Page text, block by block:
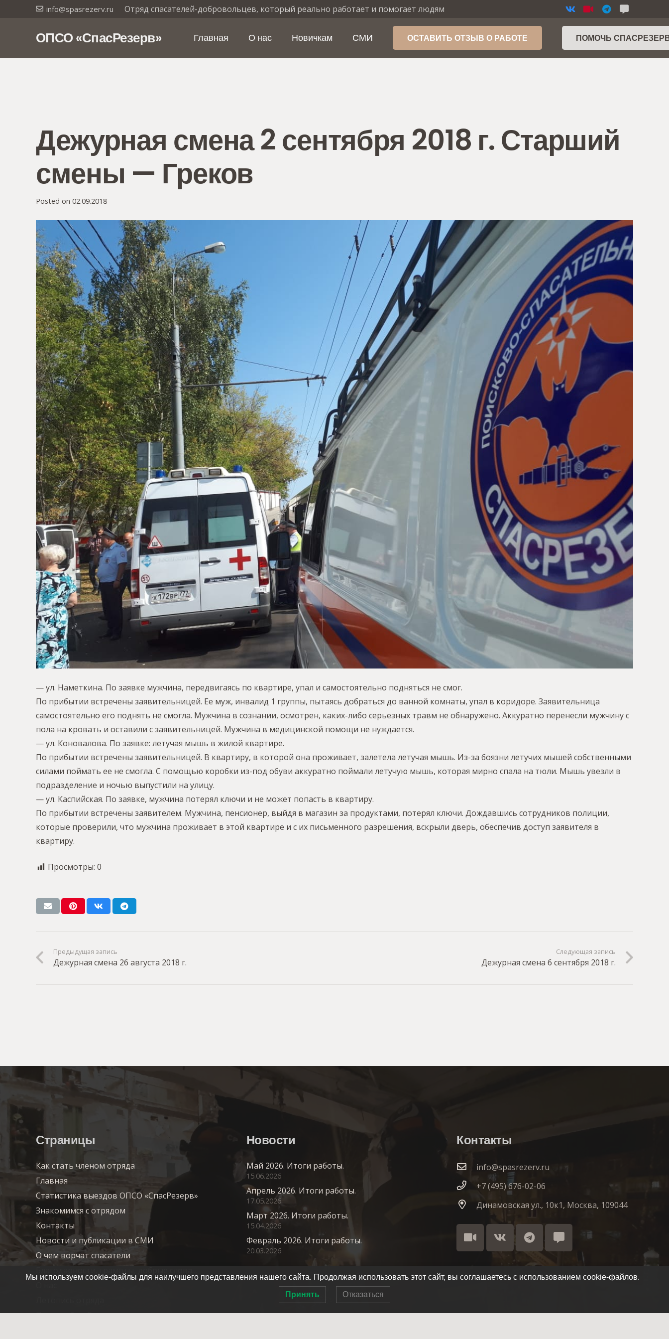
info@spasrezerv.ru Отряд спасателей-добровольцев, который реально работает и помогает людям
ОПСО «СпасРезерв» Главная О нас Новичкам СМИ ОСТАВИТЬ ОТЗЫВ О РАБОТЕ ПОМОЧЬ
Дежурная смена 2 сентября 2018 г. Старший
смены — Греков
Posted on 02.09.2018
— ул. Наметкина. По заявке мужчина, передвигаясь по квартире, упал и самостоятельно подняться не смог.
По прибытии встречены заявительницей. Ее муж, инвалид 1 группы, пытаясь добраться до ванной комнаты, упал в коридоре. Заявительница
самостоятельно его поднять не смогла. Мужчина в сознании, осмотрен, каких-либо серьезных травм не обнаружено. Аккуратно перенесли мужчину с
пола на кровать и оставили с заявительницей. Мужчина в медицинской помощи не нуждается.
— ул. Коновалова. По заявке: летучая мышь в жилой квартире.
По прибытии встречены заявительницей. В квартиру, в которой она проживает, залетела летучая мышь. Из-за боязни летучих мышей собственными
силами поймать ее не смогла. С помощью коробки из-под обуви аккуратно поймали летучую мышь, которая мирно спала на тюли. Мышь увезли в
подразделение и ночью выпустили на улицу.
— ул. Каспийская. По заявке, мужчина потерял ключи и не может попасть в квартиру.
По прибытии встречены заявителем. Мужчина, пенсионер, выйдя в магазин за продуктами, потерял ключи. Дождавшись сотрудников полиции,
которые проверили, что мужчина проживает в этой квартире и с их письменного разрешения, вскрыли дверь, обеспечив доступ заявителя в
квартиру.
Просмотры: 0
Предыдущая запись
Дежурная смена 26 августа 2018 г.
Следующая запись
Дежурная смена 6 сентября 2018 г.
Страницы
Как стать членом отряда
Главная
Статистика выездов ОПСО «СпасРезерв»
Знакомимся с отрядом
Контакты
Новости и публикации в СМИ
О чем ворчат спасатели
Помочь СпасРезерву
Новости
Май 2026. Итоги работы.
15.06.2026
Апрель 2026. Итоги работы.
17.05.2026
Март 2026. Итоги работы.
15.04.2026
Февраль 2026. Итоги работы.
20.03.2026
Контакты
info@spasrezerv.ru
+7 (495) 676-02-06
Динамовская ул., 10к1, Москва, 109044
Мы используем cookie-файлы для наилучшего представления нашего сайта. Продолжая использовать этот сайт, вы соглашаетесь с использованием cookie-файлов.
Принять Отказаться